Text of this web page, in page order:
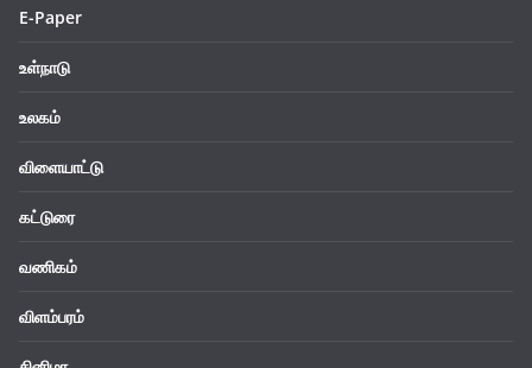
E-Paper
உள்நாடு
உலகம்
விளையாட்டு
கட்டுரை
வணிகம்
விளம்பரம்